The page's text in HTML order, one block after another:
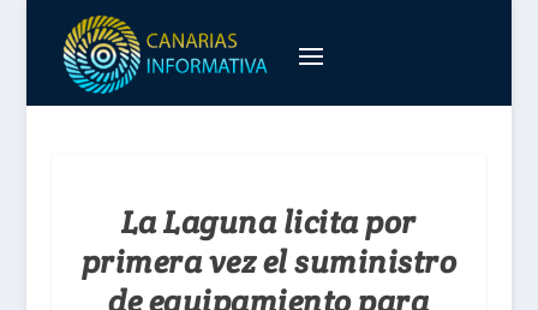
La Laguna licita por
primera vez el suministro
de equipamiento para